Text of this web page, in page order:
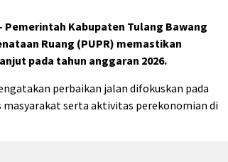
Kabupaten Tulang Bawang
Ruang (PUPR) memastikan
pada tahun anggaran 2026.
perbaikan jalan difokuskan pada
serta aktivitas perekonomian di